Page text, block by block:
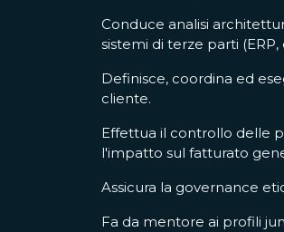
Conduce analisi
sistemi di terze parti
Definisce, coordina ed
cliente.
Effettua il controllo delle
l'impatto sul fatturato
Assicura la governance
Fa da mentore ai profili